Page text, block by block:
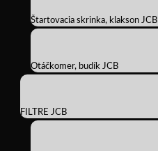
Štartovacia skrinka, klakson JCB
Otáčkomer, budík JCB
FILTRE JCB